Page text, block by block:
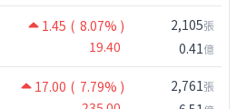
1.45 ( 8.07% )
19.40
2,105張
0.41億
17.00 ( 7.79% ) 2,761張